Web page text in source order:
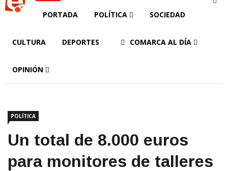
PORTADA POLÍTICA SOCIEDAD
CULTURA DEPORTES COMARCA AL DÍA
OPINIÓN
POLÍTICA
Un total de 8.000 euros
para monitores de talleres